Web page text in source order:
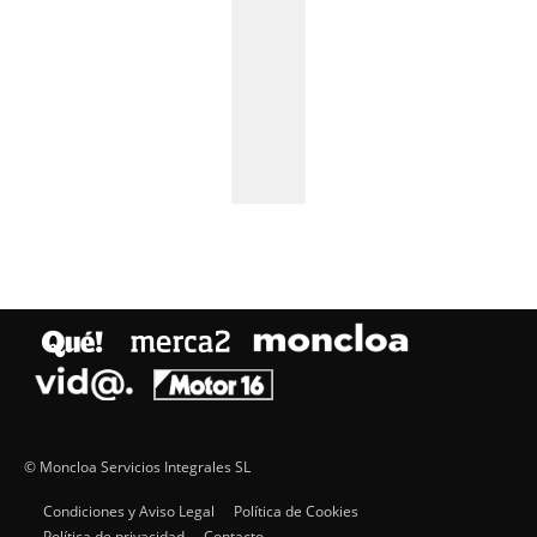
© Moncloa Servicios Integrales SL
Condiciones y Aviso Legal
Política de Cookies